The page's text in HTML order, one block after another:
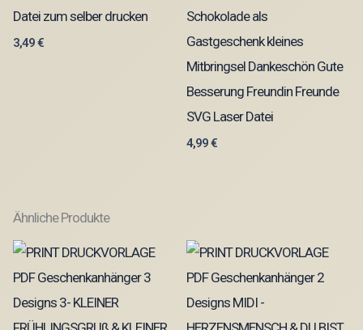
Datei zum selber drucken
3,49€
Schokolade als
Gastgeschenk kleines
Mitbringsel Dankeschön Gute
Besserung Freundin Freunde
SVG Laser Datei
4,99€
Ähnliche Produkte